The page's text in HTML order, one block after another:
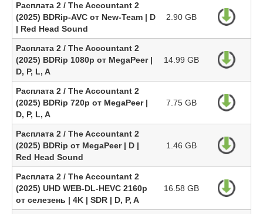
Расплата 2 / The Accountant 2
(2025) BDRip-AVC от New-Team | D
| Red Head Sound
2.90 GB
Расплата 2 / The Accountant 2
(2025) BDRip 1080p от MegaPeer |
D, P, L, A
14.99 GB
Расплата 2 / The Accountant 2
(2025) BDRip 720p от MegaPeer |
D, P, L, A
7.75 GB
Расплата 2 / The Accountant 2
(2025) BDRip от MegaPeer | D |
Red Head Sound
1.46 GB
Расплата 2 / The Accountant 2
(2025) UHD WEB-DL-HEVC 2160p
от селезень | 4K | SDR | D, P, A
16.58 GB